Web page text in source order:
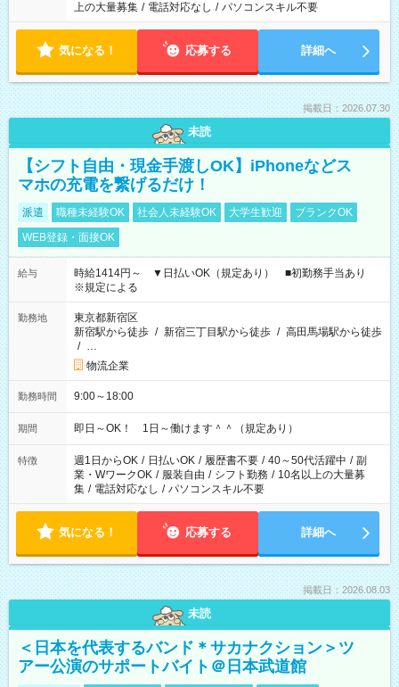
上の大量募集 / 電話対応なし / パソコンスキル不要
気になる！ 応募する 詳細へ
掲載日：2026.07.30
未読
【シフト自由・現金手渡しOK】iPhoneなどス
マホの充電を繋げるだけ！
派遣 職種未経験OK 社会人未経験OK 大学生歓迎
ブランクOK
WEB登録・面接OK
給与
時給1414円～ ▼日払いOK（規定あり） ■初勤務手当あり
※規定による
勤務地
東京都新宿区
新宿駅から徒歩 / 新宿三丁目駅から徒歩 / 高田馬場駅から徒歩
/ …
物流企業
勤務時間 9:00～18:00
期間 即日～OK！ 1日～働けます＾＾（規定あり）
特徴 週1日からOK / 日払いOK / 履歴書不要 / 40～50代活躍中 / 副
業・WワークOK / 服装自由 / シフト勤務 / 10名以上の大量募
集 / 電話対応なし / パソコンスキル不要
気になる！ 応募する 詳細へ
掲載日：2026.08.03
未読
＜日本を代表するバンド＊サカナクション＞ツ
アー公演のサポートバイト＠日本武道館